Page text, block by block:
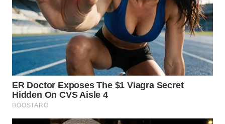
WN DELI
SERDANG
WN
TINGGI
WN
PAKPAK